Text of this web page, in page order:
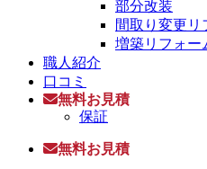
部分改装
間取り変更リ
増築リフォー
職人紹介
口コミ
無料お見積
保証
無料お見積